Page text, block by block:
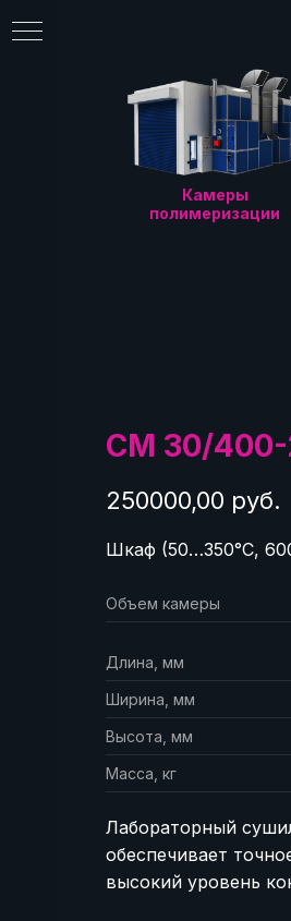
Камеры
полимеризации
СМ 30/
250000,00 руб.
Шкаф (50…350°C,
Объем камеры
Длина, мм
Ширина, мм
Высота, мм
Масса, кг
Лабораторный
обеспечивает
высокий уровень